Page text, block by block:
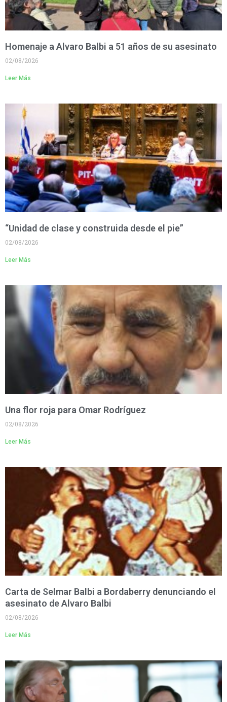
Homenaje a Alvaro Balbi a 51 años de su asesinato
02/08/2026
Leer Más
“Unidad de clase y construida desde el pie”
02/08/2026
Leer Más
Una flor roja para Omar Rodríguez
02/08/2026
Leer Más
Carta de Selmar Balbi a Bordaberry denunciando el
asesinato de Alvaro Balbi
02/08/2026
Leer Más